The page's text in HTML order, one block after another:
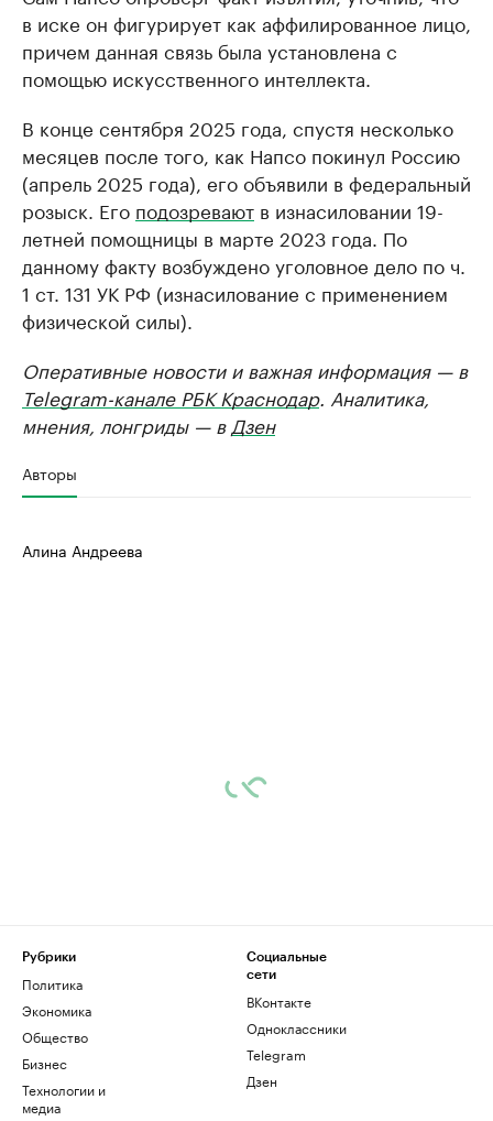
в иске он фигурирует как аффилированное лицо,
причем данная связь была установлена с
помощью искусственного интеллекта.
В конце сентября 2025 года, спустя несколько
месяцев после того, как Напсо покинул Россию
(апрель 2025 года), его объявили в федеральный
розыск. Его подозревают в изнасиловании 19-
летней помощницы в марте 2023 года. По
данному факту возбуждено уголовное дело по ч.
1 ст. 131 УК РФ (изнасилование с применением
физической силы).
Оперативные новости и важная информация — в
Telegram-канале РБК Краснодар. Аналитика,
мнения, лонгриды — в Дзен
Авторы
Алина Андреева
Рубрики
Политика
Экономика
Общество
Бизнес
Технологии и
медиа
Социальные
сети
ВКонтакте
Одноклассники
Telegram
Дзен